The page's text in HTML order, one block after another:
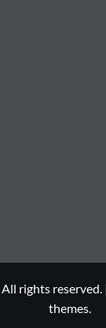
rights reserved. |
themes.